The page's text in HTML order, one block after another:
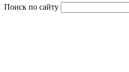
Поиск по сайту